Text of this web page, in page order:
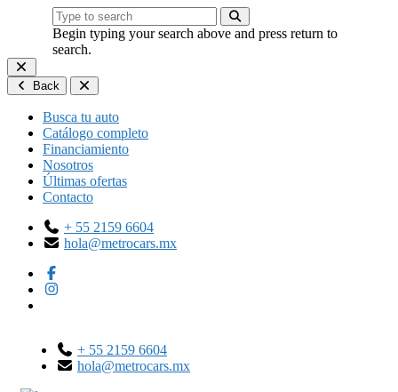
Begin typing your search above and press return to
search.
Back
Busca tu auto
Catálogo completo
Financiamiento
Nosotros
Últimas ofertas
Contacto
+ 55 2159 6604
hola@metrocars.mx
+ 55 2159 6604
hola@metrocars.mx